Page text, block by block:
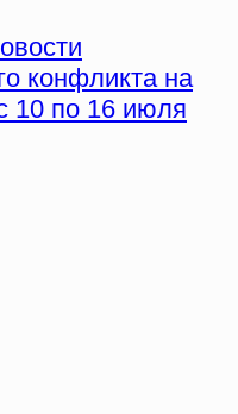
конфликта на
10 по 16 июля